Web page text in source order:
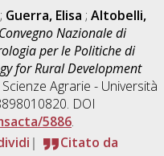
; Guerra, Elisa ; Altobelli,
Nazionale di
per le Politiche di
for Rural Development
Agrarie - Università
DOI
5886.
Citato da